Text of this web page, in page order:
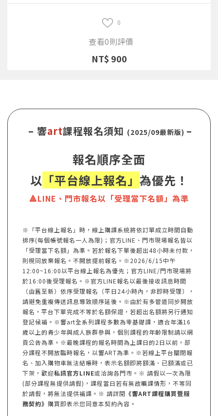
0
查看0則評價
NT$ 900
– 響art課程報名須知 (2025/09最新版) –
報名順序全面
以 「平台線上報名」 為優先！
🔺LINE、門市報名以「受理當下名額」為準
※「平台線上報名」時，線上購課系統將依訂單成立時間自動
排序(每個帳號報名一人為限)；官方LINE、門市現場報名皆以
「受理當下名額」為準。若於報名下單後超出48小時未付款，
則視同放棄報名。不開放提前報名。※2026/6/15中午
12:00~16:00以平台線上報名為優先；官方LINE/門市現場將
於16:00後受理報名。※官方LINE報名以最後接收訊息時間
（由舊至新）依序受理報名（平日24小時內，非即時受理），
請避免重複傳送訊息導致順序延後。※由於有多管道同步開放
報名，平台下單完成不等於名額保證，若超出名額將另行通知
登記候補。※響art全系列課程多數為零基礎課，適合年滿16
歲以上的青少年與成人族群參與，個別課程的年齡限制請以網
頁公告為準。※最晚課程的報名時間為上課日的2日以前，部
分課程不開放臨時報名，以響ART為準。※若線上平台關閉報
名、加入購物車無法結帳時，表示名額即將額滿、已額滿或已
下架，歡迎私訊官方LINE或洽詢各門市。※ 請假以一次為限
(部分課程無提供請假)，課程當日若有無故曠課情形，不等同
於請假，將無法提供補課。※ 請詳閱 《響ART課程購買暨服
務契約》 購買即表示您同意本契約內容。